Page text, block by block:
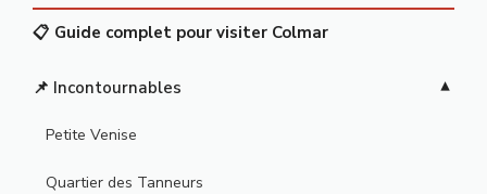
📋 Guide complet pour visiter Colmar
📌 Incontournables
Petite Venise
Quartier des Tanneurs